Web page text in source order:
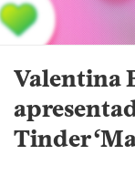
Valentina
Tinder